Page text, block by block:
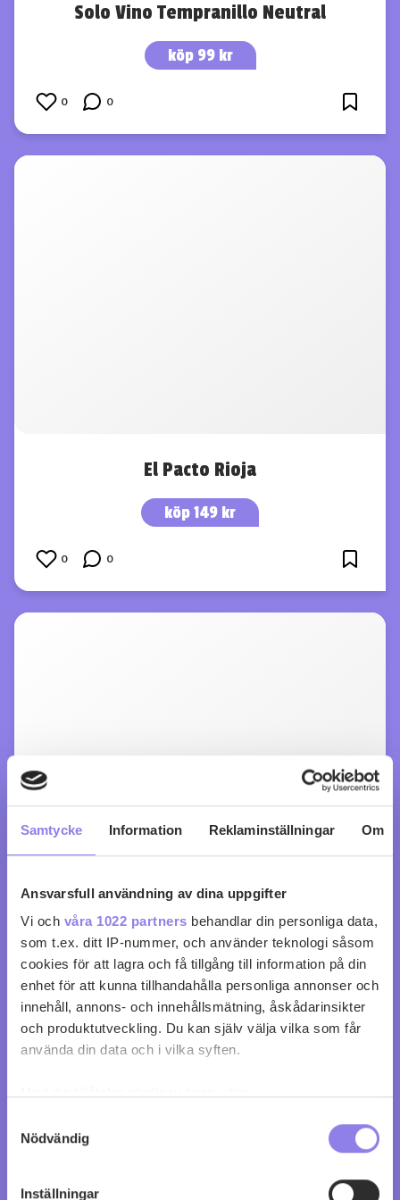
Samtycke Information Reklaminställningar Om
Ansvarsfull användning av dina uppgifter
Vi och våra 1022 partners behandlar din personliga data,
som t.ex. ditt IP-nummer, och använder teknologi såsom
cookies för att lagra och få tillgång till information på din
enhet för att kunna tillhandahålla personliga annonser och
innehåll, annons- och innehållsmätning, åskådarinsikter
och produktutveckling. Du kan själv välja vilka som får
använda din data och i vilka syften.
som kan ha en noggrannhet på upp till flera meter
Nödvändig
Inställningar
Solo Vino Tempranillo Neutral
köp 99 kr
0 0
El Pacto Rioja
köp 149 kr
0 0
Montelciego Reserva
köp 119 kr
0 0